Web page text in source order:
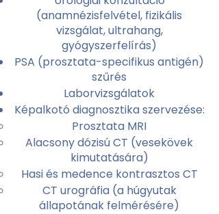
(anamnézisfelvétel, fizikális
vizsgálat, ultrahang,
gyógyszerfelírás)
PSA (prosztata-specifikus antigén)
szűrés
Laborvizsgálatok
Képalkotó diagnosztika szervezése:
Prosztata MRI
Alacsony dózisú CT (vesekövek
kimutatására)
Hasi és medence kontrasztos CT
CT urográfia (a húgyutak
állapotának felmérésére)